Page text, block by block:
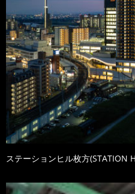
ステーションヒル枚方(STATION